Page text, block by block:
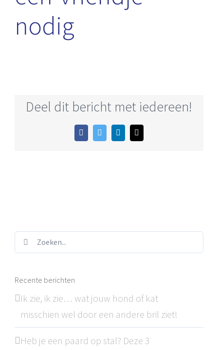
nodig
Deel dit bericht met iedereen!
FacebookTwitterLinkedIn
E-
mail
Zoeken...
Recente berichten
Ik zie, ik zie… wat jouw hond of kat
misschien wel door een andere bril ziet!
Heb je een paard op stal? Deze 3